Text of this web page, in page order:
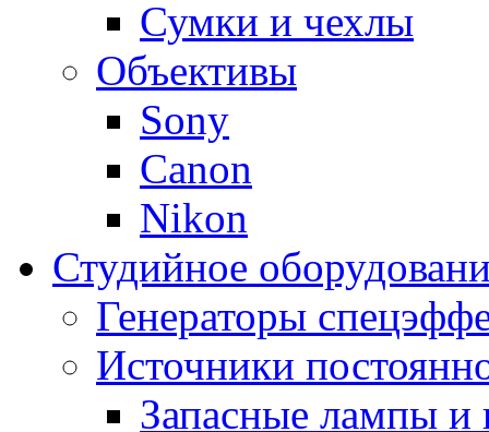
Сумки и чехлы
Объективы
Sony
Canon
Nikon
Студийное
Генераторы
Источники
Запасные лампы и